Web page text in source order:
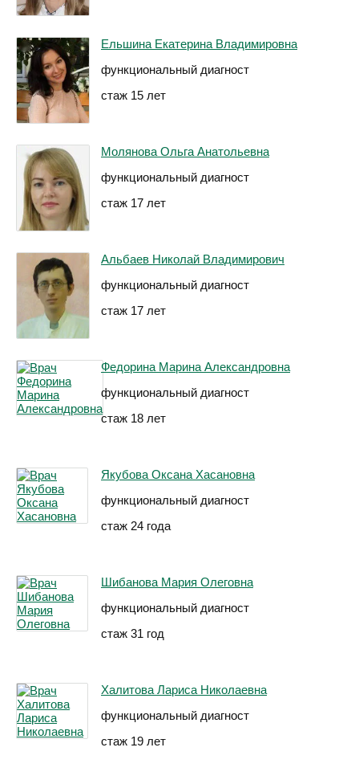
Ельшина Екатерина Владимировна
функциональный диагност
стаж 15 лет
Молянова Ольга Анатольевна
функциональный диагност
стаж 17 лет
Альбаев Николай Владимирович
функциональный диагност
стаж 17 лет
Федорина Марина Александровна
функциональный диагност
стаж 18 лет
Якубова Оксана Хасановна
функциональный диагност
стаж 24 года
Шибанова Мария Олеговна
функциональный диагност
стаж 31 год
Халитова Лариса Николаевна
функциональный диагност
стаж 19 лет